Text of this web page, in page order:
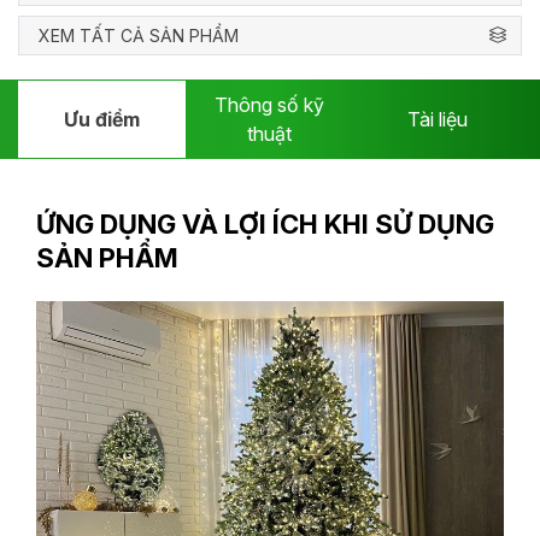
XEM TẤT CẢ SẢN PHẨM
Ưu điểm
Thông số kỹ
thuật
Tài liệu
ỨNG DỤNG VÀ LỢI ÍCH KHI SỬ DỤNG
SẢN PHẨM